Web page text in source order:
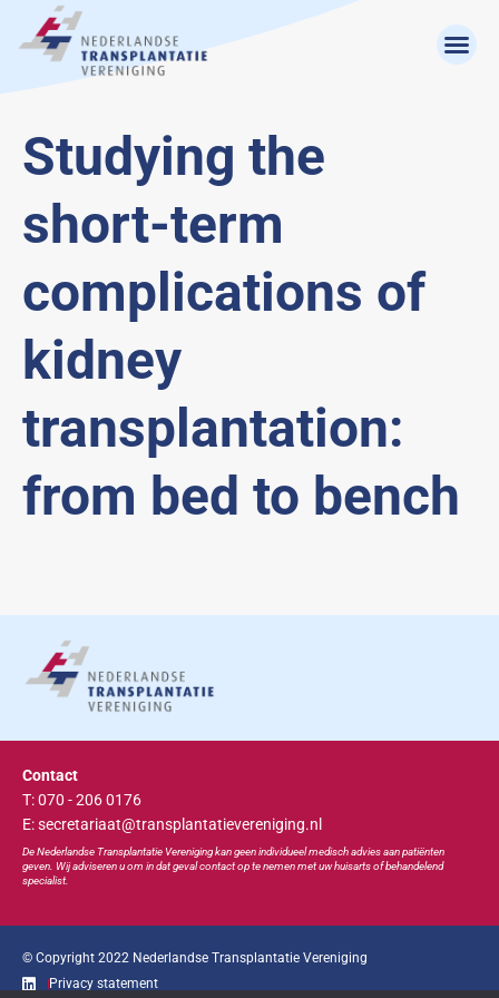
Studying the
short-term
complications of
kidney
transplantation:
from bed to bench
Contact
T: 070 - 206 0176
E: secretariaat@transplantatievereniging.nl
De Nederlandse Transplantatie Vereniging kan geen individueel medisch advies aan patiënten
geven. Wij adviseren u om in dat geval contact op te nemen met uw huisarts of behandelend
specialist.
© Copyright 2022 Nederlandse Transplantatie Vereniging
Privacy statement